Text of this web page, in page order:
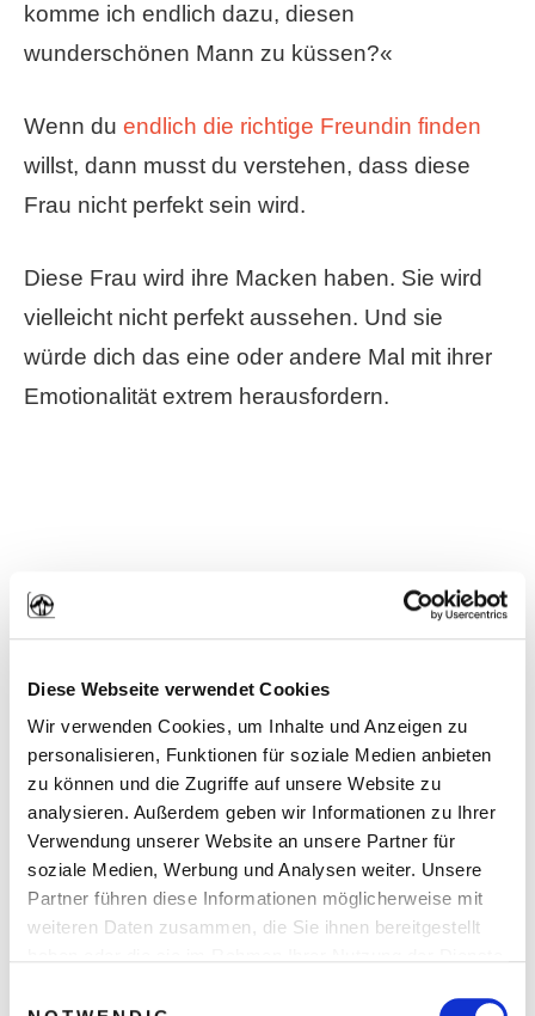
Diese Webseite verwendet Cookies
Wir verwenden Cookies, um Inhalte und Anzeigen zu
personalisieren, Funktionen für soziale Medien anbieten
zu können und die Zugriffe auf unsere Website zu
analysieren. Außerdem geben wir Informationen zu Ihrer
Verwendung unserer Website an unsere Partner für
soziale Medien, Werbung und Analysen weiter. Unsere
Partner führen diese Informationen möglicherweise mit
weiteren Daten zusammen, die Sie ihnen bereitgestellt
komme ich endlich dazu, diesen
wunderschönen Mann zu küssen?«
Wenn du endlich die richtige Freundin finden
willst, dann musst du verstehen, dass diese
Frau nicht perfekt sein wird.
Diese Frau wird ihre Macken haben. Sie wird
vielleicht nicht perfekt aussehen. Und sie
würde dich das eine oder andere Mal mit ihrer
Emotionalität extrem herausfordern.
Wahrheit #3: Du musst kein
Traummann sein, um eine Frau finden
zu können, ABER
Viele Männer überschätzen auch, wie perfekt